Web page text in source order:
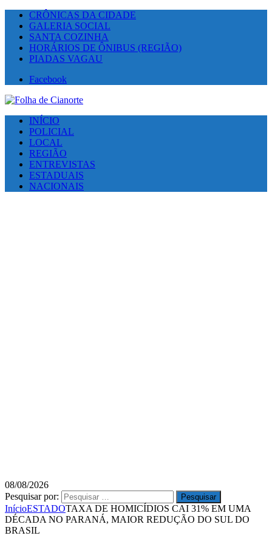
CRÔNICAS DA CIDADE
GALERIA SOCIAL
SANTA COZINHA
HORÁRIOS DE ÔNIBUS (REGIÃO)
PIADAS VAGAU
Facebook
INÍCIO
POLICIAL
LOCAL
REGIÃO
ENTREVISTAS
ESTADUAIS
NACIONAIS
08/08/2026
Pesquisar por:
InícioESTADOTAXA DE HOMICÍDIOS CAI 31% EM UMA
DÉCADA NO PARANÁ, MAIOR REDUÇÃO DO SUL DO
BRASIL